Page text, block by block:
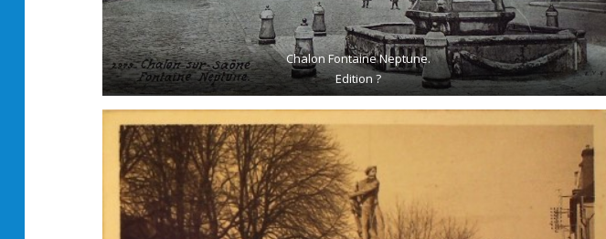
Chalon Fontaine Neptune.
Edition ?